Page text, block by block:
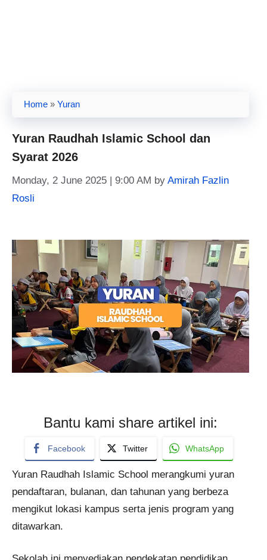
Home » Yuran
Yuran Raudhah Islamic School dan
Syarat 2026
Monday, 2 June 2025 | 9:00 AM by Amirah Fazlin
Rosli
Bantu kami share artikel ini:
Facebook Twitter WhatsApp
Yuran Raudhah Islamic School merangkumi yuran
pendaftaran, bulanan, dan tahunan yang berbeza
mengikut lokasi kampus serta jenis program yang
ditawarkan.